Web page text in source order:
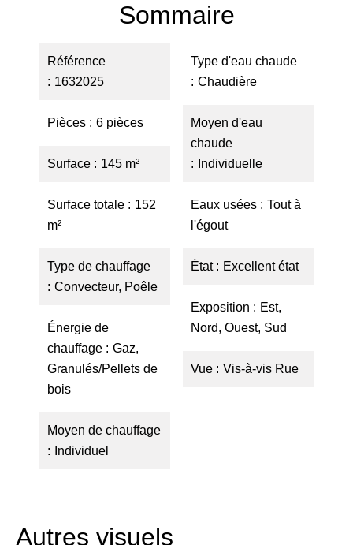
Sommaire
Référence
1632025
Pièces 6 pièces
Surface 145 m²
Surface totale
152
m²
Type de chauffage
Convecteur, Poêle
Énergie de
chauffage
Gaz,
Granulés/Pellets de
bois
Moyen de chauffage
Individuel
Type d'eau chaude
Chaudière
Moyen d'eau
chaude
Individuelle
Eaux usées
Tout à
l'égout
État Excellent état
Exposition
Est,
Nord, Ouest, Sud
Vue Vis-à-vis Rue
Autres visuels